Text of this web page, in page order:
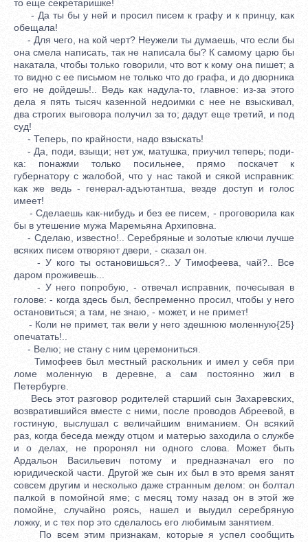
то еще секретаришке!
- Да ты бы у ней и просил писем к графу и к принцу, как
обещала!
- Для чего, на кой черт? Неужели ты думаешь, что если бы
она смела написать, так не написала бы? К самому царю бы
накатала, чтобы только говорили, что вот к кому она пишет; а
то видно с ее письмом не только что до графа, и до дворника
его не дойдешь!.. Ведь как надула-то, главное: из-за этого
дела я пять тысяч казенной недоимки с нее не взыскивал,
два строгих выговора получил за то; дадут еще третий, и под
суд!
- Теперь, по крайности, надо взыскать!
- Да, поди, взыщи; нет уж, матушка, приучил теперь; поди-
ка: понажми только посильнее, прямо поскачет к
губернатору с жалобой, что у нас такой и сякой исправник:
как же ведь - генерал-адъютантша, везде доступ и голос
имеет!
- Сделаешь как-нибудь и без ее писем, - проговорила как
бы в утешение мужа Маремьяна Архиповна.
- Сделаю, известно!.. Серебряные и золотые ключи лучше
всяких писем отворяют двери, - сказал он.
- У кого ты остановишься?.. У Тимофеева, чай?.. Все
даром проживешь...
- У него попробую, - отвечал исправник, почесывая в
голове: - когда здесь был, беспременно просил, чтобы у него
остановиться; а там, не знаю, - может, и не примет!
- Коли не примет, так вели у него здешнюю моленную{25}
опечатать!..
- Велю; не стану с ним церемониться.
Тимофеев был местный раскольник и имел у себя при
ломе моленную в деревне, а сам постоянно жил в
Петербурге.
Весь этот разговор родителей старший сын Захаревских,
возвратившийся вместе с ними, после проводов Абреевой, в
гостиную, выслушал с величайшим вниманием. Он всякий
раз, когда беседа между отцом и матерью заходила о службе
и о делах, не проронял ни одного слова. Может быть
Ардальон Васильевич потому и предназначал его по
юридической части. Другой же сын их был в это время занят
совсем другим и несколько даже странным делом: он болтал
палкой в помойной яме; с месяц тому назад он в этой же
помойне, случайно роясь, нашел и выудил серебряную
ложку, и с тех пор это сделалось его любимым занятием.
По всем этим признакам, которые я успел сообщить